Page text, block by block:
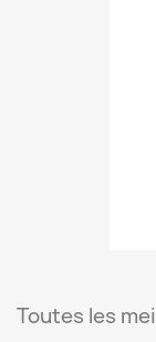
Toutes les